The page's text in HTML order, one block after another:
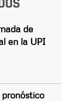
de
en la UPI
pronóstico